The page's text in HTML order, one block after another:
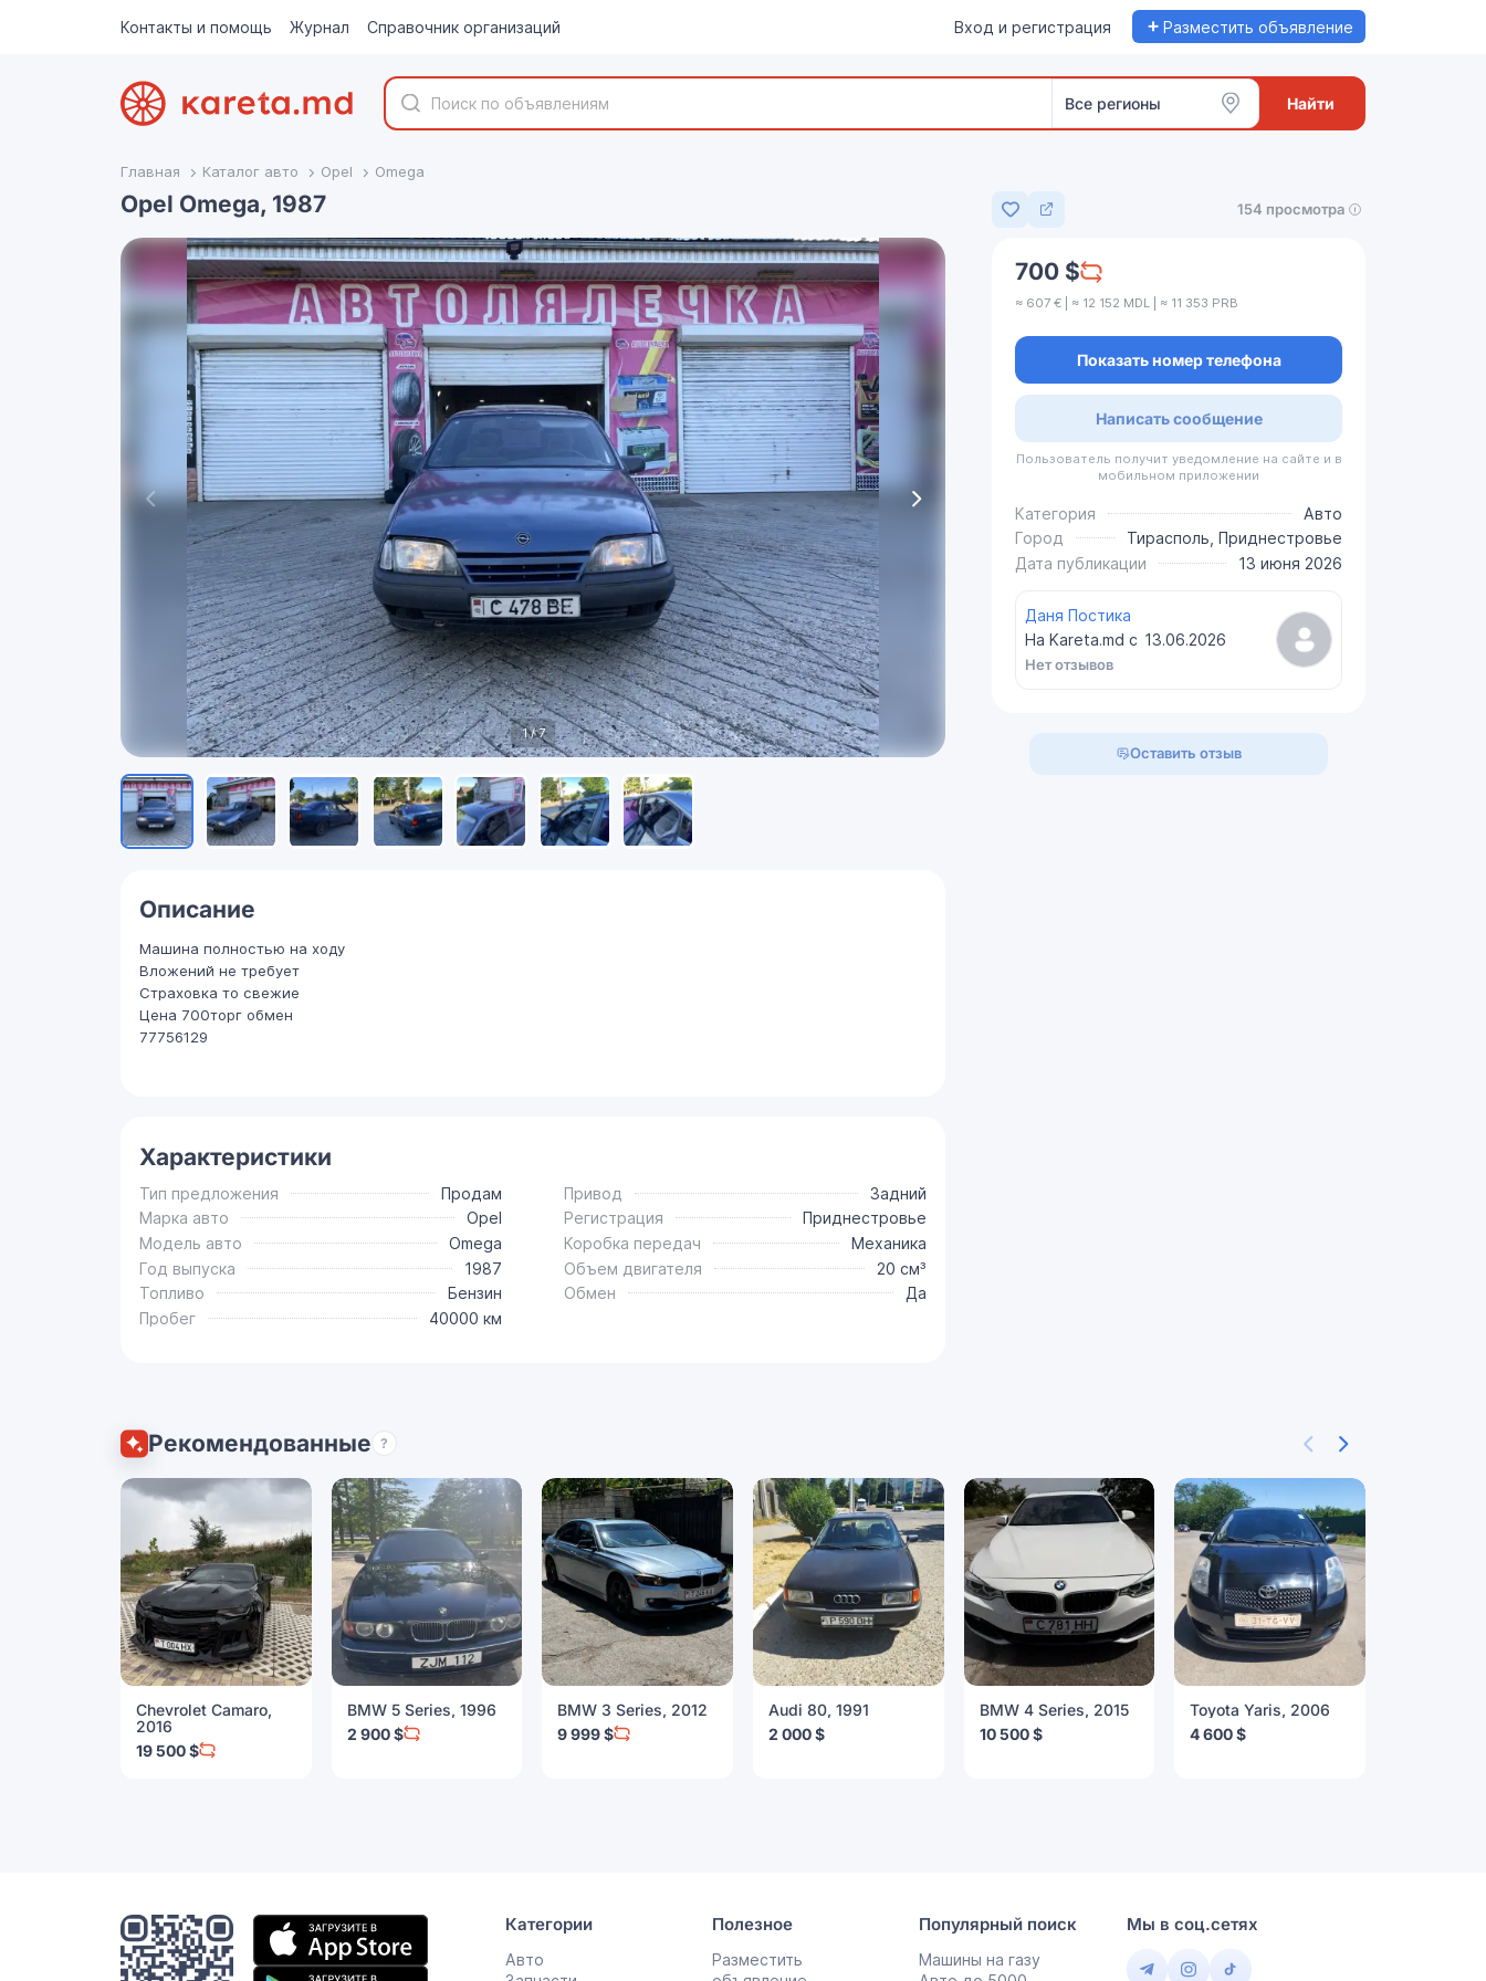
Контакты и помощь Журнал Справочник организаций Вход и регистрация + Разместить объявление
Все регионы Найти
Главная Каталог авто Opel Omega
Opel Omega, 1987
Добавить в избранное
154 просмотра
1/7
Описание
Машина полностью на ходу
Вложений не требует
Страховка то свежие
Цена 700торг обмен
77756129
Характеристики
Тип предложения
Продам
Марка авто
Opel
Модель авто
Omega
Год выпуска
1987
Топливо
Бензин
Пробег
40000 км
Привод
Задний
Регистрация
Приднестровье
Коробка передач
Механика
Объем двигателя
20 см³
Обмен
Да
700 $
≈ 607 € | ≈ 12 152 MDL | ≈ 11 353 PRB
Показать номер телефона
Написать сообщение
Пользователь получит уведомление на сайте и в
мобильном приложении
Категория
Авто
Город
Тирасполь, Приднестровье
Дата публикации
13 июня 2026
Даня Постика
На Kareta.md с 13.06.2026
Нет отзывов
Оставить отзыв
Рекомендованные ?
Chevrolet Camaro,
2016
19 500 $
BMW 5 Series, 1996
2 900 $
BMW 3 Series, 2012
9 999 $
Audi 80, 1991
2 000 $
BMW 4 Series, 2015
10 500 $
Toyota Yaris, 2006
4 600 $
Мобильное
приложение
Категории
Авто
Полезное
Разместить
Популярный поиск
Машины на газу
Мы в соц.сетях